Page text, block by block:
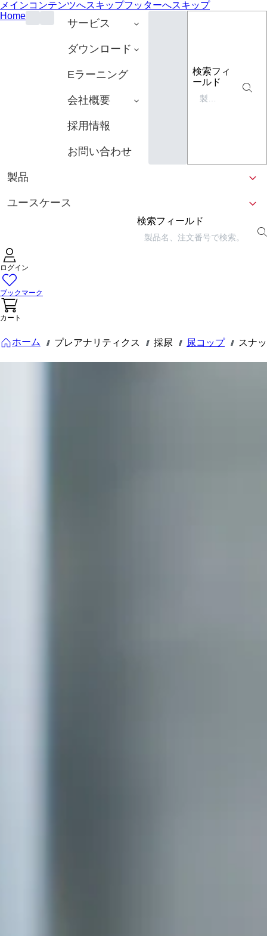
メインコンテンツへスキップフッターへスキップ
Home
サービス
ダウンロード
Eラーニング
会社概要
採用情報
お問い合わせ
検索フィ
ールド
製品
ユースケース
検索フィールド
ログイン
ブックマーク
カート
ホーム /// プレアナリティクス /// 採尿 /// 尿コップ /// スナ